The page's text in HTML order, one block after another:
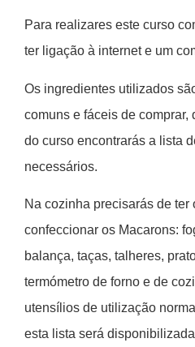
Para realizares este curso
ter ligação à internet e um
Os ingredientes utilizados
comuns e fáceis de comprar,
do curso encontrarás a lista
necessários.
Na cozinha precisarás de
confeccionar os Macarons:
balança, taças, talheres,
termómetro de forno e de
utensílios de utilização
esta lista será